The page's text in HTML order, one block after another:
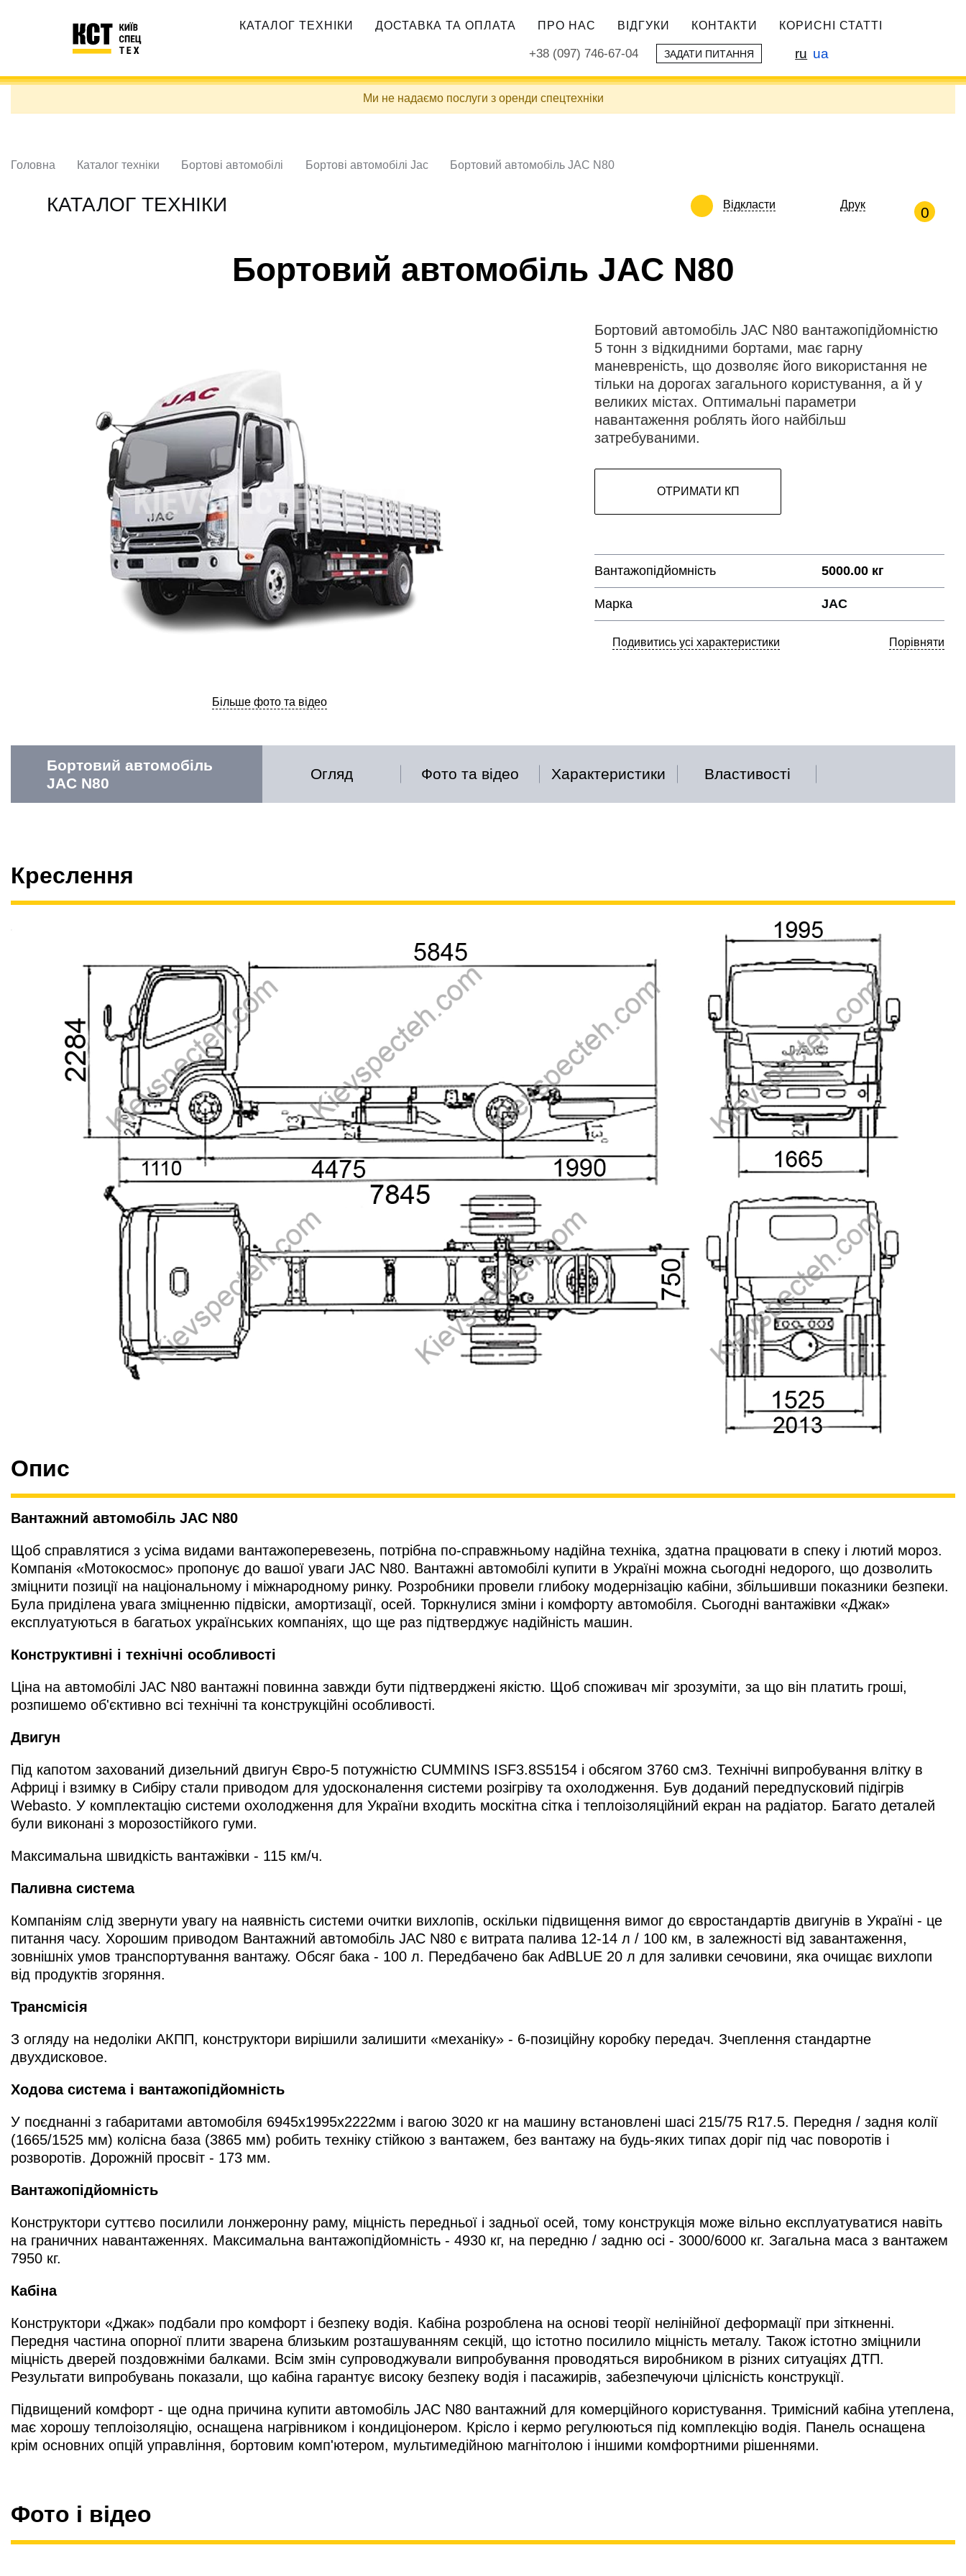
навигация
КАТАЛОГ ТЕХНІКИ ДОСТАВКА ТА ОПЛАТА ПРО НАС ВІДГУКИ КОНТАКТИ КОРИСНІ СТАТТІ
+38 (097) 746-67-04 ЗАДАТИ ПИТАННЯ ru ua
Ми не надаємо послуги з оренди спецтехніки
Головна Каталог техніки Бортові автомобілі Бортові автомобілі Jac Бортовий автомобіль JAC N80
КАТАЛОГ ТЕХНІКИ Відкласти Друк 0
Бортовий автомобіль JAC N80
Більше фото та відео
Бортовий автомобіль JAC N80 вантажопідйомністю
5 тонн з відкидними бортами, має гарну
маневреність, що дозволяє його використання не
тільки на дорогах загального користування, а й у
великих містах. Оптимальні параметри
навантаження роблять його найбільш
затребуваними.
ОТРИМАТИ КП
Вантажопідйомність 5000.00 кг
Марка JAC
Подивитись усі характеристики Порівняти
Бортовий автомобіль
JAC N80
Огляд Фото та відео Характеристики Властивості
Креслення
Опис
Вантажний автомобіль JAC N80
Щоб справлятися з усіма видами вантажоперевезень, потрібна по-справжньому надійна техніка, здатна працювати в спеку і лютий мороз.
Компанія «Мотокосмос» пропонує до вашої уваги JAC N80. Вантажні автомобілі купити в Україні можна сьогодні недорого, що дозволить
зміцнити позиції на національному і міжнародному ринку. Розробники провели глибоку модернізацію кабіни, збільшивши показники безпеки.
Була приділена увага зміцненню підвіски, амортизації, осей. Торкнулися зміни і комфорту автомобіля. Сьогодні вантажівки «Джак»
експлуатуються в багатьох українських компаніях, що ще раз підтверджує надійність машин.
Конструктивні і технічні особливості
Ціна на автомобілі JAC N80 вантажні повинна завжди бути підтверджені якістю. Щоб споживач міг зрозуміти, за що він платить гроші,
розпишемо об'єктивно всі технічні та конструкційні особливості.
Двигун
Під капотом захований дизельний двигун Євро-5 потужністю CUMMINS ISF3.8S5154 і обсягом 3760 см3. Технічні випробування влітку в
Африці і взимку в Сибіру стали приводом для удосконалення системи розігріву та охолодження. Був доданий передпусковий підігрів
Webasto. У комплектацію системи охолодження для України входить москітна сітка і теплоізоляційний екран на радіатор. Багато деталей
були виконані з морозостійкого гуми.
Максимальна швидкість вантажівки - 115 км/ч.
Паливна система
Компаніям слід звернути увагу на наявність системи очитки вихлопів, оскільки підвищення вимог до євростандартів двигунів в Україні - це
питання часу. Хорошим приводом Вантажний автомобіль JAC N80 є витрата палива 12-14 л / 100 км, в залежності від завантаження,
зовнішніх умов транспортування вантажу. Обсяг бака - 100 л. Передбачено бак AdBLUE 20 л для заливки сечовини, яка очищає вихлопи
від продуктів згоряння.
Трансмісія
З огляду на недоліки АКПП, конструктори вирішили залишити «механіку» - 6-позиційну коробку передач. Зчеплення стандартне
двухдисковое.
Ходова система і вантажопідйомність
У поєднанні з габаритами автомобіля 6945х1995х2222мм і вагою 3020 кг на машину встановлені шасі 215/75 R17.5. Передня / задня колії
(1665/1525 мм) колісна база (3865 мм) робить техніку стійкою з вантажем, без вантажу на будь-яких типах доріг під час поворотів і
розворотів. Дорожній просвіт - 173 мм.
Вантажопідйомність
Конструктори суттєво посилили лонжеронну раму, міцність передньої і задньої осей, тому конструкція може вільно експлуатуватися навіть
на граничних навантаженнях. Максимальна вантажопідйомність - 4930 кг, на передню / задню осі - 3000/6000 кг. Загальна маса з вантажем
7950 кг.
Кабіна
Конструктори «Джак» подбали про комфорт і безпеку водія. Кабіна розроблена на основі теорії нелінійної деформації при зіткненні.
Передня частина опорної плити зварена близьким розташуванням секцій, що істотно посилило міцність металу. Також істотно зміцнили
міцність дверей поздовжніми балками. Всім змін супроводжували випробування проводяться виробником в різних ситуаціях ДТП.
Результати випробувань показали, що кабіна гарантує високу безпеку водія і пасажирів, забезпечуючи цілісність конструкції.
Підвищений комфорт - ще одна причина купити автомобіль JAC N80 вантажний для комерційного користування. Тримісний кабіна утеплена,
має хорошу теплоізоляцію, оснащена нагрівником і кондиціонером. Крісло і кермо регулюються під комплекцію водія. Панель оснащена
крім основних опцій управління, бортовим комп'ютером, мультимедійною магнітолою і іншими комфортними рішеннями.
Фото і відео